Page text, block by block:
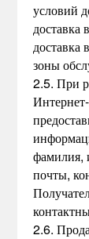
условий
доставка
доставка
зоны
2.5. При
фамилия,
почты,
2.6.